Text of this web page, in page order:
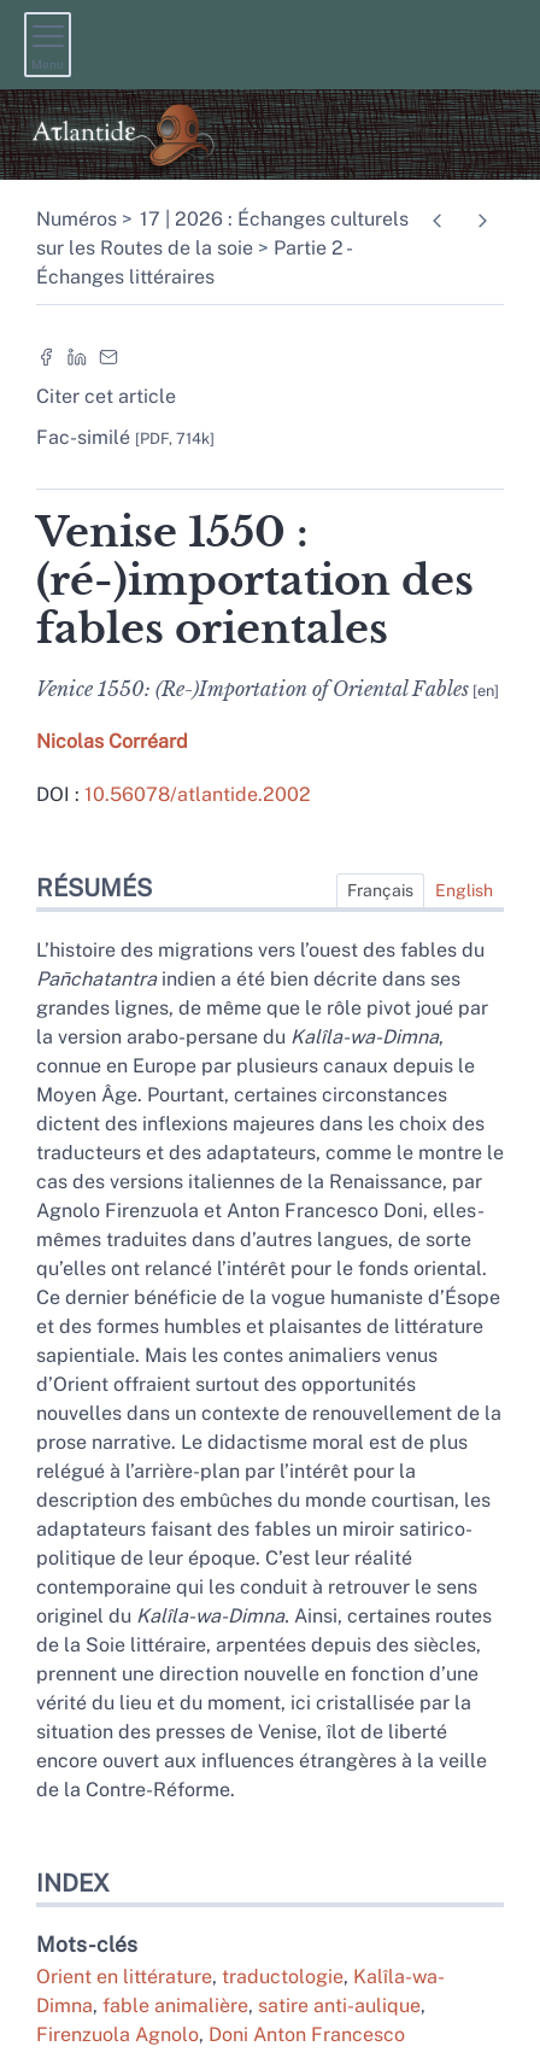
Menu
Numéros
17 | 2026 : Échanges culturels
sur les Routes de la soie
Partie 2 -
Échanges littéraires
Citer cet article
Fac-similé [PDF, 714k]
Venise 1550 :
(ré-)importation des
fables orientales
Venice 1550: (Re-)Importation of Oriental Fables
Nicolas Corréard
DOI : 10.56078/atlantide.2002
Index
Plan
Texte intégral
Bibliographie
Notes
Citer cet article
Auteur
RÉSUMÉS Français English
L’histoire des migrations vers l’ouest des fables du
Pañchatantraindien a été bien décrite dans ses
grandes lignes, de même que le rôle pivot joué par
la version arabo-persane du Kalîla-wa-Dimna,
connue en Europe par plusieurs canaux depuis le
Moyen Âge. Pourtant, certaines circonstances
dictent des inflexions majeures dans les choix des
traducteurs et des adaptateurs, comme le montre le
cas des versions italiennes de la Renaissance, par
Agnolo Firenzuola et Anton Francesco Doni, elles-
mêmes traduites dans d’autres langues, de sorte
qu’elles ont relancé l’intérêt pour le fonds oriental.
Ce dernier bénéficie de la vogue humaniste d’Ésope
et des formes humbles et plaisantes de littérature
sapientiale. Mais les contes animaliers venus
d’Orient offraient surtout des opportunités
nouvelles dans un contexte de renouvellement de la
prose narrative. Le didactisme moral est de plus
relégué à l’arrière-plan par l’intérêt pour la
description des embûches du monde courtisan, les
adaptateurs faisant des fables un miroir satirico-
politique de leur époque. C’est leur réalité
contemporaine qui les conduit à retrouver le sens
originel du Kalîla-wa-Dimna. Ainsi, certaines routes
de la Soie littéraire, arpentées depuis des siècles,
prennent une direction nouvelle en fonction d’une
vérité du lieu et du moment, ici cristallisée par la
situation des presses de Venise, îlot de liberté
encore ouvert aux influences étrangères à la veille
de la Contre-Réforme.
INDEX
Mots-clés
Orient en littérature, traductologie, Kalîla-wa-
Dimna, fable animalière, satire anti-aulique,
Firenzuola Agnolo, Doni Anton Francesco